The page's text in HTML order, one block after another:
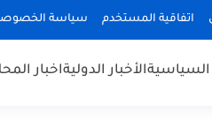
اتفاقية المستخدم سياسة
السياسيةالأخبار الدوليةاخبار